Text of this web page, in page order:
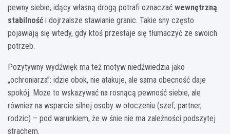
pewny siebie, idący własną drogą potrafi oznaczać wewnętrzną
stabilność i dojrzalsze stawianie granic. Takie sny często
pojawiają się wtedy, gdy ktoś przestaje się tłumaczyć ze swoich
potrzeb.
Pozytywny wydźwięk ma też motyw niedźwiedzia jako
„ochroniarza”: idzie obok, nie atakuje, ale sama obecność daje
spokój. Może to wskazywać na rosnącą pewność siebie, ale
również na wsparcie silnej osoby w otoczeniu (szef, partner,
rodzic) – pod warunkiem, że w śnie nie ma zależności podszytej
strachem.